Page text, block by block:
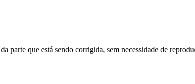
que está sendo corrigida, sem necessidade de